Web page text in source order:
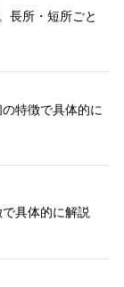
長所・短所ごと
特徴で具体的に
具体的に解説